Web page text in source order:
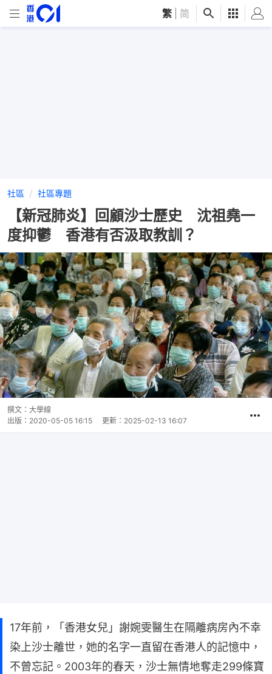
繁 简
社區 社區專題
【新冠肺炎】回顧沙士歷史 沈祖堯一
度抑鬱 香港有否汲取教訓？
撰文： 大學線
出版： 2020-05-05 16:15 更新： 2025-02-13 16:07
17年前，「香港女兒」謝婉雯醫生在隔離病房內不幸
染上沙士離世，她的名字一直留在香港人的記憶中，
不曾忘記。2003年的春天，沙士無情地奪走299條寶